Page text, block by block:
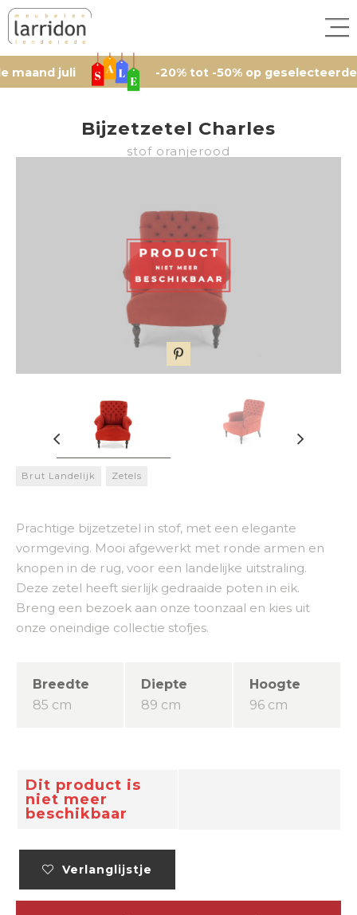
juli -20% tot -50% op geselecteerde
Bijzetzetel Charles
stof oranjerood
Brut Landelijk Zetels
Prachtige bijzetzetel in stof, met een elegante
vormgeving. Mooi afgewerkt met ronde armen en
knopen in de rug, voor een landelijke uitstraling.
Deze zetel heeft sierlijk gedraaide poten in eik.
Breng een bezoek aan onze toonzaal en kies uit
onze oneindige collectie stofjes.
Breedte
85 cm
Diepte
89 cm
Hoogte
96 cm
Dit product is
niet meer
beschikbaar
Verlanglijstje